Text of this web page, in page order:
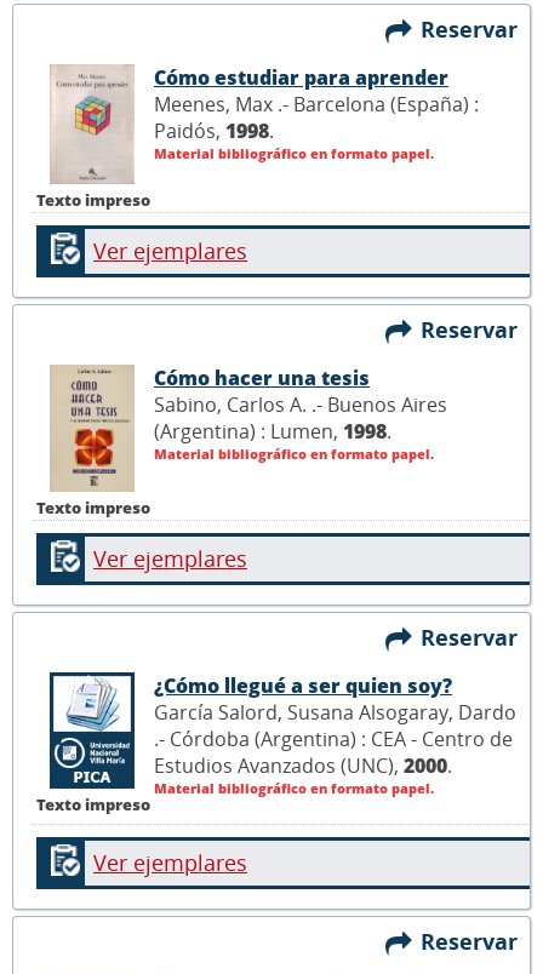
Reservar
Texto impreso
Cómo estudiar para aprender
Meenes, Max .- Barcelona (España) :
Paidós, 1998.
Material bibliográfico en formato papel.
Ver ejemplares
Reservar
Texto impreso
Cómo hacer una tesis
Sabino, Carlos A. .- Buenos Aires
(Argentina) : Lumen, 1998.
Material bibliográfico en formato papel.
Ver ejemplares
Reservar
Texto impreso
¿Cómo llegué a ser quien soy?
García Salord, Susana Alsogaray, Dardo
.- Córdoba (Argentina) : CEA - Centro de
Estudios Avanzados (UNC), 2000.
Material bibliográfico en formato papel.
Ver ejemplares
Reservar